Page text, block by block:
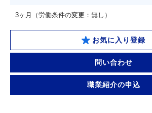
3ヶ月（労働条件の変更：無し）
お気に入り登録
問い合わせ
職業紹介の申込